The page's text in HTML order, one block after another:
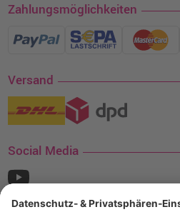
Zahlungsmöglichkeiten
Versand
Social Media
¹ Nur gültig für den Versand innerhalb